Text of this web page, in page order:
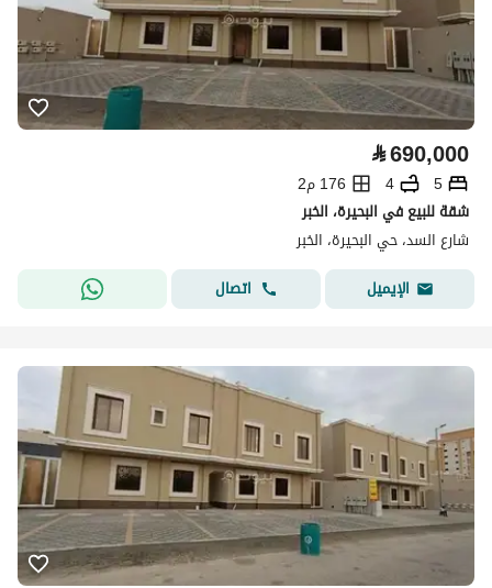
⃁690,000
5
4
176 م2
شقة للبيع في البحيرة، الخبر
شارع السد، حي البحيرة، الخبر
الإيميل
اتصال